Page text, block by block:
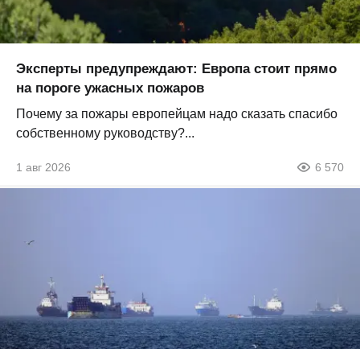
Эксперты предупреждают: Европа стоит прямо
на пороге ужасных пожаров
Почему за пожары европейцам надо сказать спасибо
собственному руководству?...
1 авг 2026 6 570